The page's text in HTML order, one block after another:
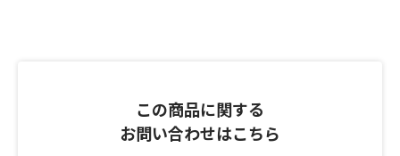
この商品に関する
お問い合わせはこちら